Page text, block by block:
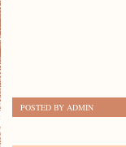
POSTED BY ADMIN